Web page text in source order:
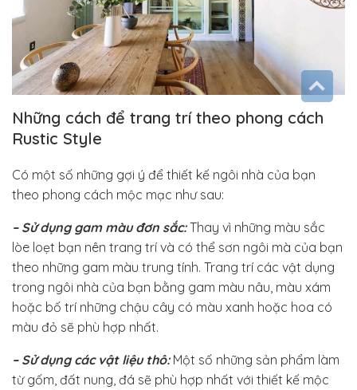
Những cách để trang trí theo phong cách
Rustic Style
Có một số những gợi ý để thiết kế ngôi nhà của bạn
theo phong cách mộc mạc như sau:
– Sử dụng gam màu đơn sắc:Thay vì những màu sắc
lòe loẹt bạn nên trang trí và có thể sơn ngôi mà của bạn
theo những gam màu trung tính. Trang trí các vật dụng
trong ngôi nhà của bạn bằng gam màu nâu, màu xám
hoặc bố trí những chậu cây có màu xanh hoặc hoa có
màu đỏ sẽ phù hợp nhất.
– Sử dụng các vật liệu thô:Một số những sản phẩm làm
từ gốm, đất nung, đá sẽ phù hợp nhất với thiết kế mộc